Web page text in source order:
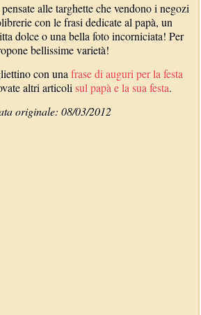
alle targhette che vendono i negozi
con le frasi dedicate al papà, un
dolce o una bella foto incorniciata! Per
bellissime varietà!
con unafrase di auguri per la festa
altri articolisul papà e la sua festa.
originale: 08/03/2012